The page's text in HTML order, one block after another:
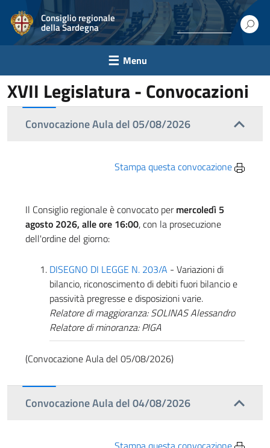
Consiglio regionale
della Sardegna
Menu
XVII Legislatura - Convocazioni
Convocazione Aula del 05/08/2026
Stampa questa convocazione
Il Consiglio regionale è convocato permercoledì 5
agosto 2026, alle ore 16:00, con la prosecuzione
dell'ordine del giorno:
DISEGNO DI LEGGE N. 203/A - Variazioni di
bilancio, riconoscimento di debiti fuori bilancio e
passività pregresse e disposizioni varie.
Relatore di maggioranza: SOLINAS Alessandro
Relatore di minoranza: PIGA
(Convocazione Aula del 05/08/2026)
Convocazione Aula del 04/08/2026